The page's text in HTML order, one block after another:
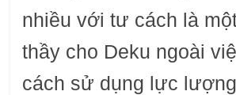
nhiều với tư cách là
thầy cho Deku ngoài
cách sử dụng lực